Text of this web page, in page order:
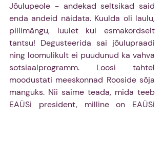
Jõulupeole - andekad seltsikad said
enda andeid näidata. Kuulda oli laulu,
pillimängu, luulet kui esmakordselt
tantsu! Degusteerida sai jõulupraadi
ning loomulikult ei puudunud ka vahva
sotsiaalprogramm. Loosi tahtel
moodustati meeskonnad Rooside sõja
mänguks. Nii saime teada, mida teeb
EAÜSi president, milline on EAÜSi